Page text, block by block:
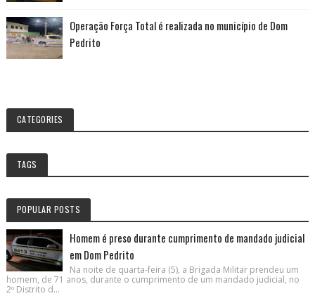
Operação Força Total é realizada no município de Dom
Pedrito
CATEGORIES
TAGS
POPULAR POSTS
Homem é preso durante cumprimento de mandado judicial
em Dom Pedrito
Na noite de quarta-feira (5), a Brigada Militar prendeu um
homem, de 71 anos, durante o cumprimento de um mandado judicial, no
2º Distrito d...